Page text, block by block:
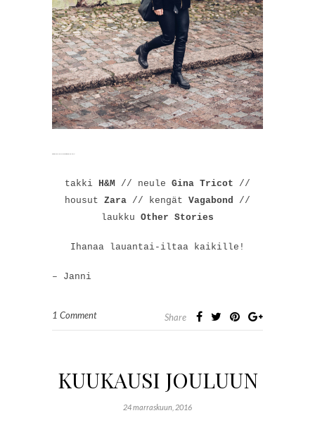
takki H&M // neule Gina Tricot //
housut Zara // kengät Vagabond //
laukku Other Stories
Ihanaa lauantai-iltaa kaikille!
– Janni
1 Comment Share
KUUKAUSI JOULUUN
24 marraskuun, 2016